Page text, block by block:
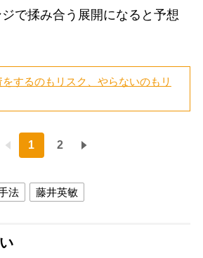
で揉み合う展開になると予想
するのもリスク、やらないのもリ
1 2
法 藤井英敏